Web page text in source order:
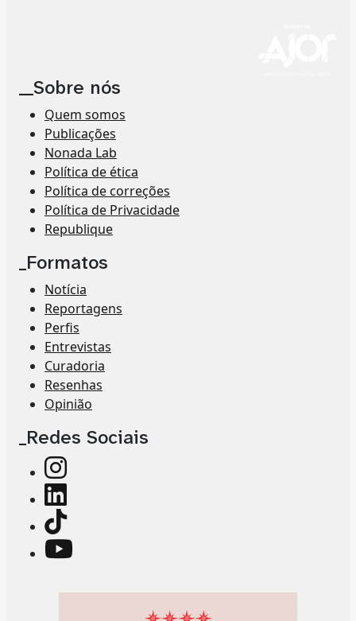
__Sobre nós
Quem somos
Publicações
Nonada Lab
Política de ética
Política de correções
Política de Privacidade
Republique
_Formatos
Notícia
Reportagens
Perfis
Entrevistas
Curadoria
Resenhas
Opinião
_Redes Sociais